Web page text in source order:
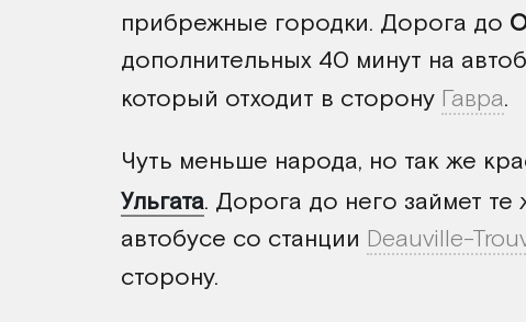
прибрежные городки. Дорога до
дополнительных 40 минут на
который отходит в сторону Гавра.
Чуть меньше народа, но так же
Ульгата. Дорога до него займет
автобусе со станции Deauville-
сторону.